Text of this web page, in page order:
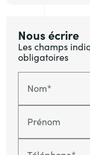
Nous écrire
Les champs
obligatoires
Nom*
Prénom